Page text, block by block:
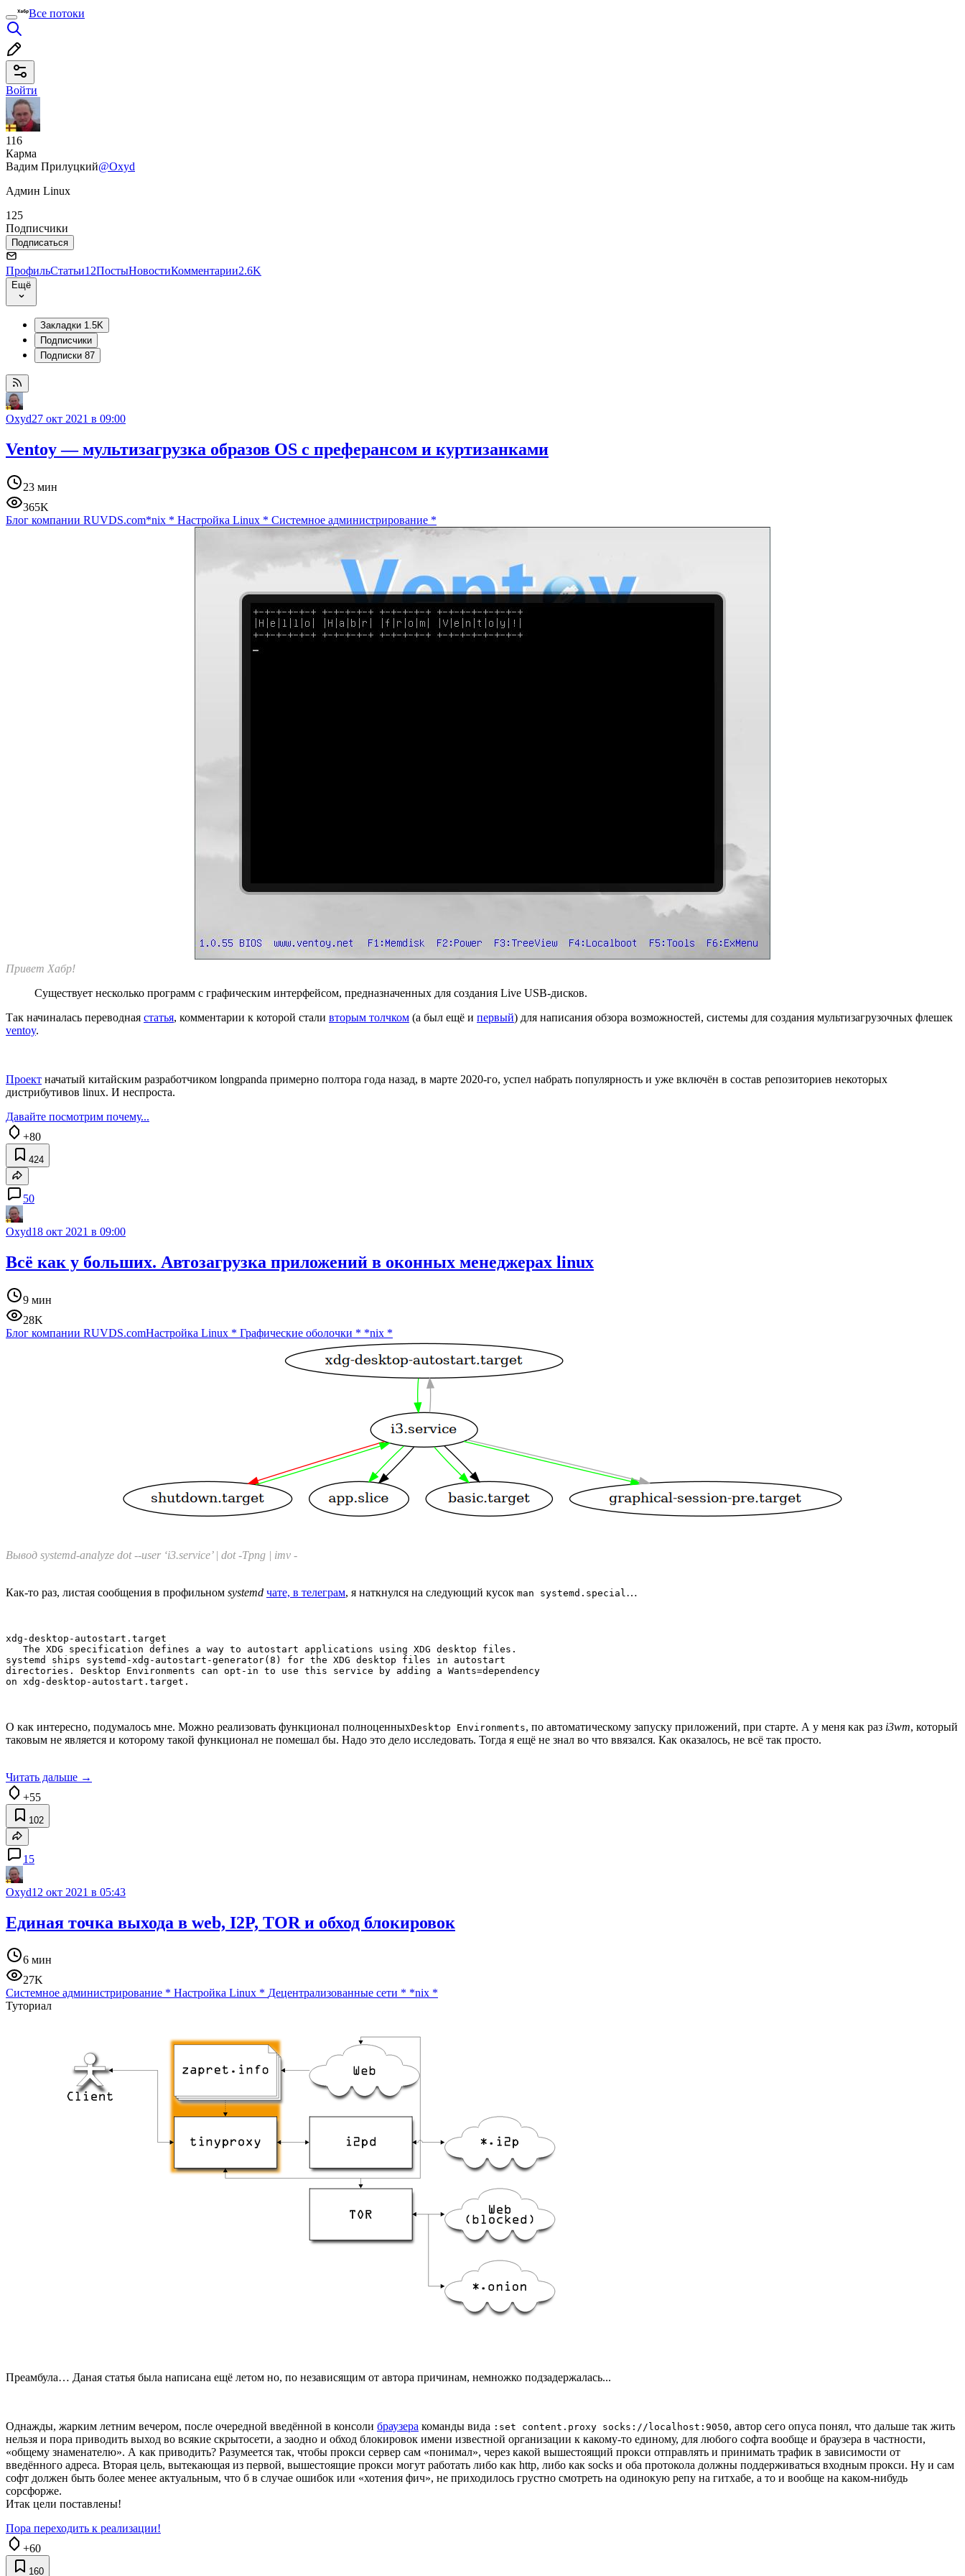
Все потоки
Войти
116
Карма
Вадим Прилуцкий@Oxyd
Админ Linux
125
Подписчики
Подписаться
ПрофильСтатьи12ПостыНовостиКомментарии2.6K
Ещё
Закладки 1.5K
Подписчики
Подписки 87
Oxyd27 окт 2021 в 09:00
Ventoy — мультизагрузка образов OS с преферансом и куртизанками
23 мин
365K
Блог компании RUVDS.com*nix * Настройка Linux * Системное администрирование *
Привет Хабр!
Существует несколько программ с графическим интерфейсом, предназначенных для создания Live USB-дисков.
Так начиналась переводная статья, комментарии к которой стали вторым толчком (а был ещё и первый) для написания обзора возможностей, системы для создания мультизагрузочных флешек
ventoy.
Проект начатый китайским разработчиком longpanda примерно полтора года назад, в марте 2020-го, успел набрать популярность и уже включён в состав репозиториев некоторых
дистрибутивов linux. И неспроста.
Давайте посмотрим почему...
+80
424
50
Oxyd18 окт 2021 в 09:00
Всё как у больших. Автозагрузка приложений в оконных менеджерах linux
9 мин
28K
Блог компании RUVDS.comНастройка Linux * Графические оболочки * *nix *
Вывод systemd-analyze dot --user ‘i3.service’ | dot -Tpng | imv -
Как-то раз, листая сообщения в профильном systemd чате, в телеграм, я наткнулся на следующий кусок man systemd.special …
xdg-desktop-autostart.target
   The XDG specification defines a way to autostart applications using XDG desktop files.
systemd ships systemd-xdg-autostart-generator(8) for the XDG desktop files in autostart
directories. Desktop Environments can opt-in to use this service by adding a Wants=dependency
on xdg-desktop-autostart.target.
О как интересно, подумалось мне. Можно реализовать функционал полноценныхDesktop Environments, по автоматическому запуску приложений, при старте. А у меня как раз i3wm, который
таковым не является и которому такой функционал не помешал бы. Надо это дело исследовать. Тогда я ещё не знал во что ввязался. Как оказалось, не всё так просто.
Читать дальше →
+55
102
15
Oxyd12 окт 2021 в 05:43
Единая точка выхода в web, I2P, TOR и обход блокировок
6 мин
27K
Системное администрирование * Настройка Linux * Децентрализованные сети * *nix *
Туториал
Преамбула… Даная статья была написана ещё летом но, по независящим от автора причинам, немножко подзадержалась...
Однажды, жарким летним вечером, после очередной введённой в консоли браузера команды вида :set content.proxy socks://localhost:9050, автор сего опуса понял, что дальше так жить
нельзя и пора приводить выход во всякие скрытосети, а заодно и обход блокировок имени известной организации к какому-то единому, для любого софта вообще и браузера в частности,
«общему знаменателю». А как приводить? Разумеется так, чтобы прокси сервер сам «понимал», через какой вышестоящий прокси отправлять и принимать трафик в зависимости от
введённого адреса. Вторая цель, вытекающая из первой, вышестоящие прокси могут работать либо как http, либо как socks и оба протокола должны поддерживаться входным прокси. Ну и сам
софт должен быть более менее актуальным, что б в случае ошибок или «хотения фич», не приходилось грустно смотреть на одинокую репу на гитхабе, а то и вообще на каком-нибудь
сорсфорже.
Итак цели поставлены!
Пора переходить к реализации!
+60
160